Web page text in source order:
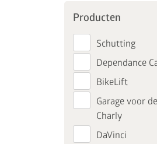
Producten
Schutting
Dependance
BikeLift
Garage voor
Charly
DaVinci